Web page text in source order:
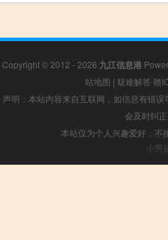
Copyright © 2012 - 2026 九江信息港
站地图 | 疑难解答 赣
声明：本站内容来自互联网，如信息有错
会及时纠
本站仅为个人兴趣爱好，不
小男